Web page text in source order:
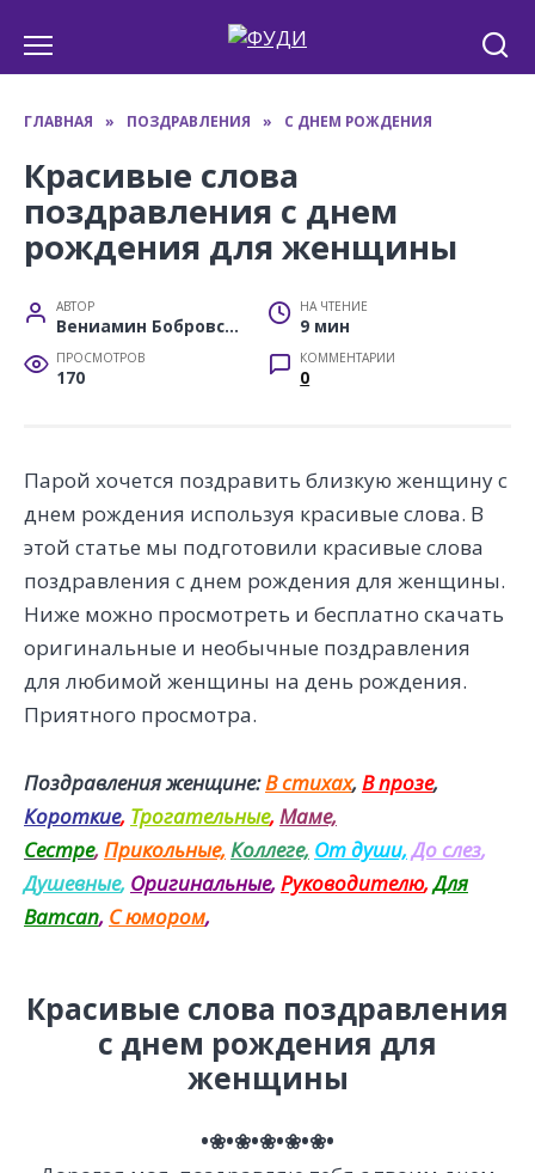
содержанию
ГЛАВНАЯ » ПОЗДРАВЛЕНИЯ » С ДНЕМ РОЖДЕНИЯ
Красивые слова
поздравления с днем
рождения для женщины
АВТОР
Вениамин Бобровский
НА ЧТЕНИЕ
9 мин
ПРОСМОТРОВ
170
КОММЕНТАРИИ
0
Парой хочется поздравить близкую женщину с
днем рождения используя красивые слова. В
этой статье мы подготовили красивые слова
поздравления с днем рождения для женщины.
Ниже можно просмотреть и бесплатно скачать
оригинальные и необычные поздравления
для любимой женщины на день рождения.
Приятного просмотра.
Поздравления женщине:В стихах, В прозе,
Короткие, Трогательные,Маме,
Сестре, Прикольные,Коллеге, От души,До слез,
Душевные, Оригинальные,Руководителю,Для
Ватсап, С юмором,
Красивые слова поздравления
с днем рождения для
женщины
•❀•❀•❀•❀•❀•